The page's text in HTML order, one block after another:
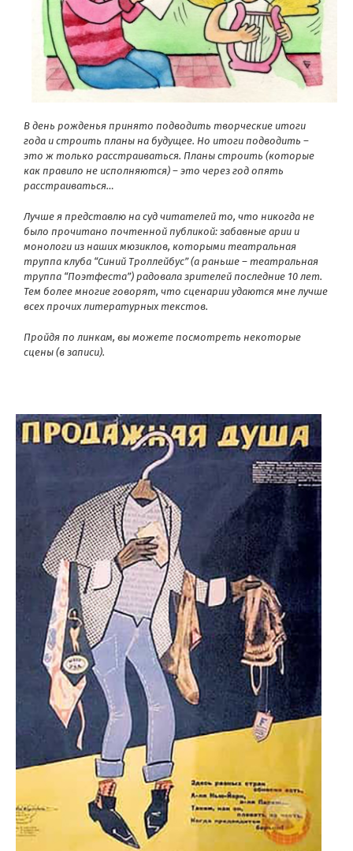
В день рожденья принято подводить творческие итоги
года и строить планы на будущее. Но итоги подводить –
это ж только расстраиваться. Планы строить (которые
как правило не исполняются) – это через год опять
расстраиваться…
Лучше я представлю на суд читателей то, что никогда не
было прочитано почтенной публикой: забавные арии и
монологи из наших мюзиклов, которыми театральная
труппа клуба “Синий Троллейбус” (а раньше – театральная
труппа “Поэтфеста”) радовала зрителей последние 10 лет.
Тем более многие говорят, что сценарии удаются мне лучше
всех прочих литературных текстов.
Пройдя по линкам, вы можете посмотреть некоторые
сцены (в записи).